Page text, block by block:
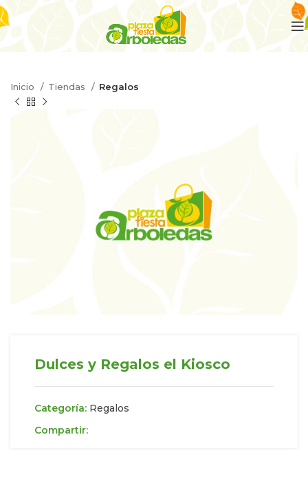
Inicio Tiendas Regalos
Dulces y Regalos el Kiosco
Categoría: Regalos
Compartir: